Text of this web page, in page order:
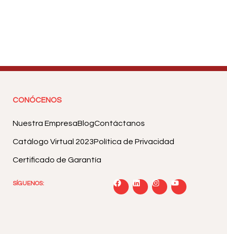
CONÓCENOS
Nuestra EmpresaBlogContáctanos
Catálogo Virtual 2023Política de Privacidad
Certificado de Garantía
SÍGUENOS: